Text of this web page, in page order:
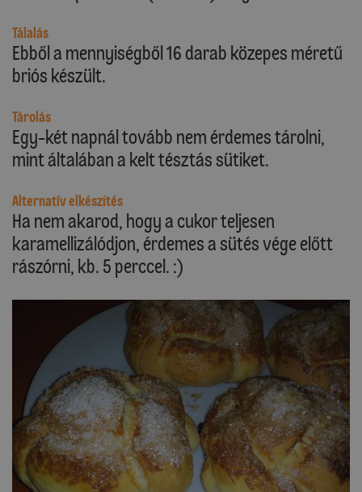
Tálalás
Ebből a mennyiségből 16 darab közepes méretű
briós készült.
Tárolás
Egy-két napnál tovább nem érdemes tárolni,
mint általában a kelt tésztás sütiket.
Alternatív elkészítés
Ha nem akarod, hogy a cukor teljesen
karamellizálódjon, érdemes a sütés vége előtt
rászórni, kb. 5 perccel. :)